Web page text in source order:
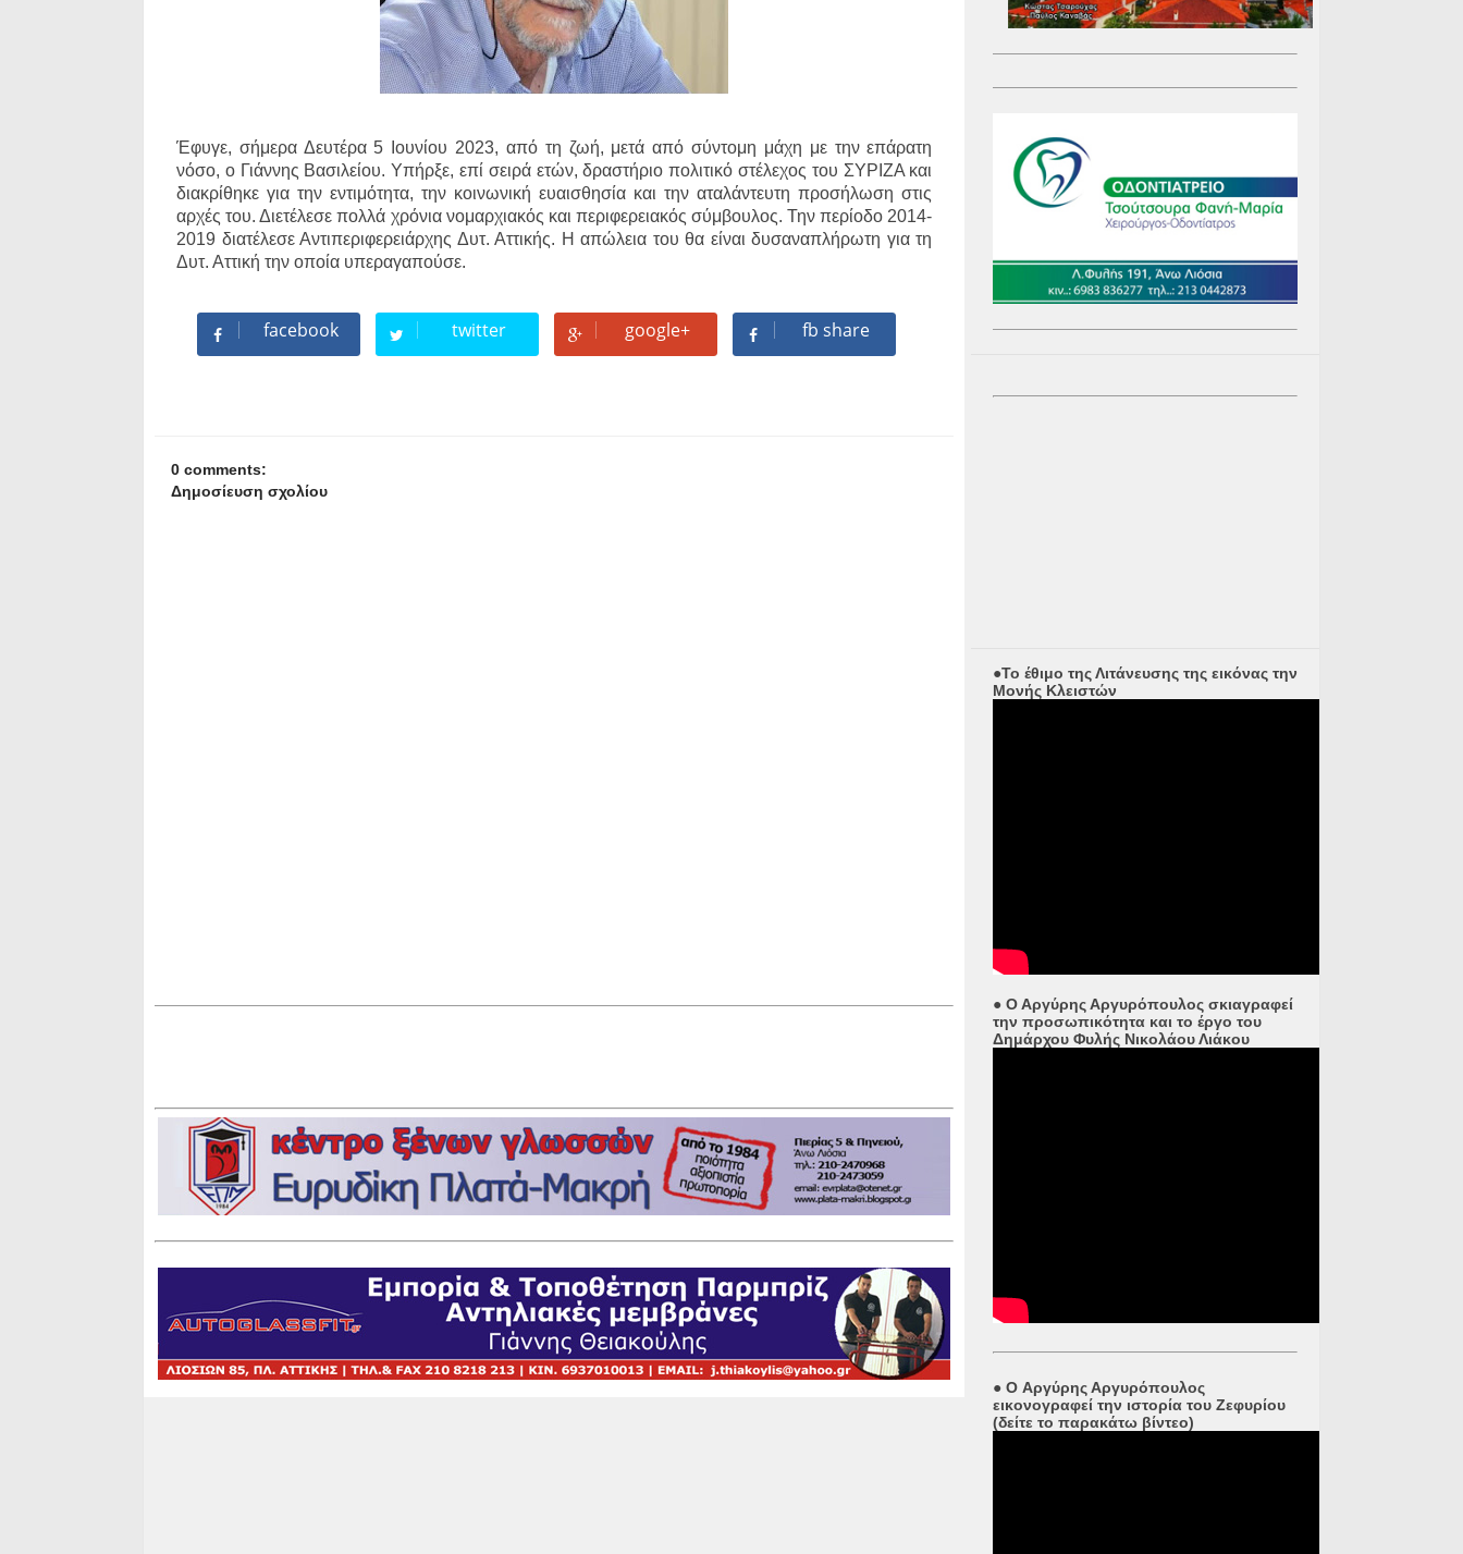
Έφυγε, σήμερα Δευτέρα 5 Ιουνίου 2023, από τη ζωή, μετά από σύντομη μάχη με την επάρατη
νόσο, ο Γιάννης Βασιλείου. Υπήρξε, επί σειρά ετών, δραστήριο πολιτικό στέλεχος του ΣΥΡΙΖΑ και
διακρίθηκε για την εντιμότητα, την κοινωνική ευαισθησία και την αταλάντευτη προσήλωση στις
αρχές του. Διετέλεσε πολλά χρόνια νομαρχιακός και περιφερειακός σύμβουλος. Την περίοδο 2014-
2019 διατέλεσε Αντιπεριφερειάρχης Δυτ. Αττικής. Η απώλεια του θα είναι δυσαναπλήρωτη για τη
Δυτ. Αττική την οποία υπεραγαπούσε.
facebook twitter google+ fb share
0 comments:
Δημοσίευση σχολίου
●Το έθιμο της Λιτάνευσης της εικόνας την
Μονής Κλειστών
● Ο Αργύρης Αργυρόπουλος σκιαγραφεί
την προσωπικότητα και το έργο του
Δημάρχου Φυλής Νικολάου Λιάκου
● O Αργύρης Αργυρόπουλος
εικονογραφεί την ιστορία του Ζεφυρίου
(δείτε το παρακάτω βίντεο)